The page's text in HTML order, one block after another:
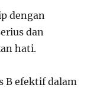
dengan
dan
hati.
B efektif dalam